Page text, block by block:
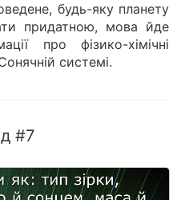
будь-яку планету
придатною, мова йде
про фізико-хімічні
системі.
#7